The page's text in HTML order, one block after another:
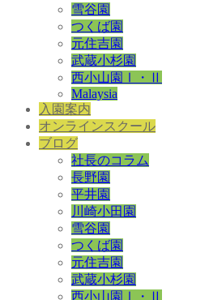
雪谷園
つくば園
元住吉園
武蔵小杉園
西小山園Ⅰ・Ⅱ
Malaysia
入園案内
オンラインスクール
ブログ
社長のコラム
長野園
平井園
川崎小田園
雪谷園
つくば園
元住吉園
武蔵小杉園
西小山園Ⅰ・Ⅱ